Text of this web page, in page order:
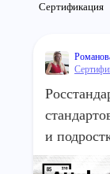
Сертификация
и